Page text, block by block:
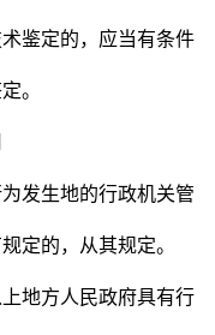
鉴定的，应当有条件
。
生地的行政机关管
定的，从其规定。
方人民政府具有行